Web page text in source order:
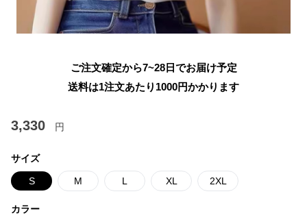
ご注文確定から7~28日でお届け予定
送料は1注文あたり 1000円かかります
3,330 円
サイズ
S M L XL 2XL
カラー